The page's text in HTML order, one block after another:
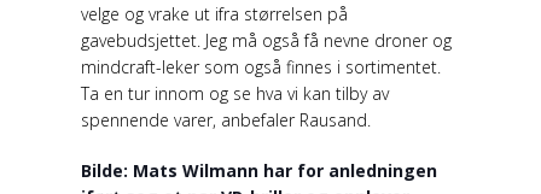
velge og vrake ut ifra størrelsen på
gavebudsjettet. Jeg må også få nevne droner og
mindcraft-leker som også finnes i sortimentet.
Ta en tur innom og se hva vi kan tilby av
spennende varer, anbefaler Rausand.
Bilde: Mats Wilmann har for anledningen